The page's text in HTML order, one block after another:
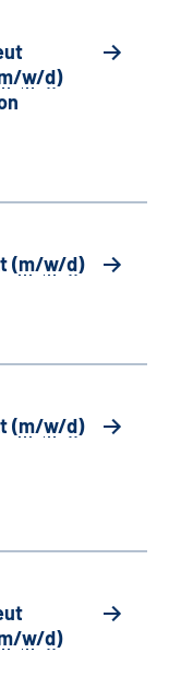
/w/d)
(m/w/d)
(m/w/d)
/w/d)